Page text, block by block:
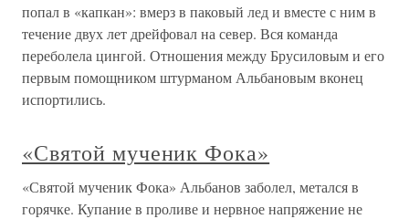
попал в «капкан»: вмерз в паковый лед и вместе с ним в
течение двух лет дрейфовал на север. Вся команда
переболела цингой. Отношения между Брусиловым и его
первым помощником штурманом Альбановым вконец
испортились.
«Святой мученик Фока»
«Святой мученик Фока» Альбанов заболел, метался в
горячке. Купание в проливе и нервное напряжение не